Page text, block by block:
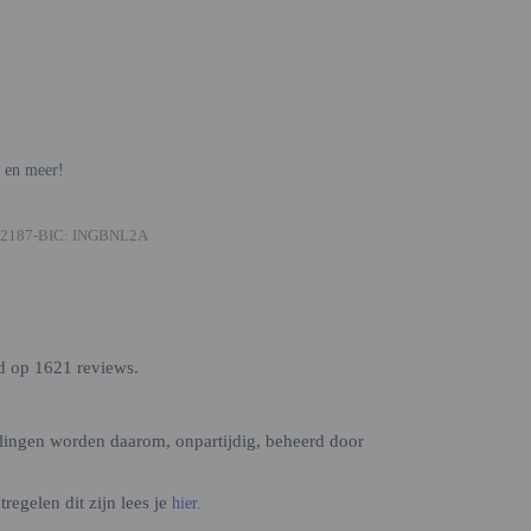
meer!
BIC: INGBNL2A
op 1621 reviews.
worden daarom, onpartijdig, beheerd door
dit zijn lees je hier.